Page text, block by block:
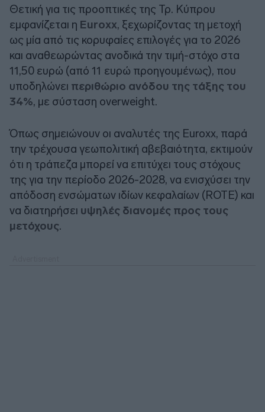
Θετική για τις προοπτικές της Τρ. Κύπρου
εμφανίζεται η Euroxx, ξεχωρίζοντας τη μετοχή
ως μία από τις κορυφαίες επιλογές για το 2026
και αναθεωρώντας ανοδικά την τιμή-στόχο στα
11,50 ευρώ (από 11 ευρώ προηγουμένως), που
υποδηλώνει περιθώριο ανόδου της τάξης του
34%, με σύσταση overweight.
Όπως σημειώνουν οι αναλυτές της Euroxx, παρά
την τρέχουσα γεωπολιτική αβεβαιότητα, εκτιμούν
ότι η τράπεζα μπορεί να επιτύχει τους στόχους
της για την περίοδο 2026-2028, να ενισχύσει την
απόδοση ενσώματων ιδίων κεφαλαίων (ROTE) και
να διατηρήσει υψηλές διανομές προς τους
μετόχους.